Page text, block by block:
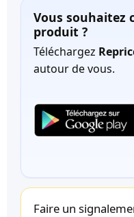
Vous souhaitez
produit ?
Téléchargez
autour de vous.
Faire un